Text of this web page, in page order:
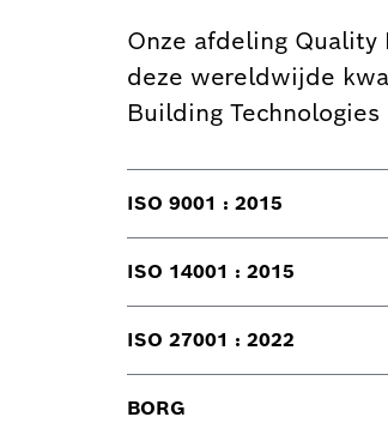
Onze afdeling
deze wereldwijde
Building
ISO 9001 : 2015
ISO 14001 : 2015
ISO 27001 : 2022
BORG